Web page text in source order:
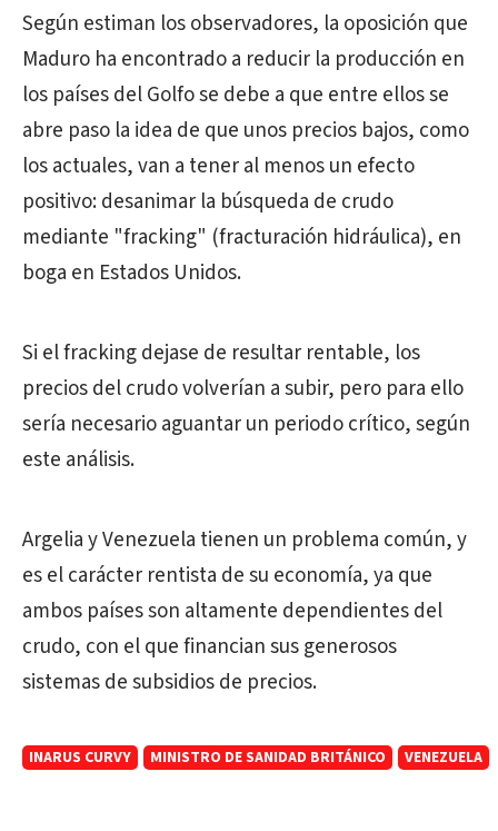
Según estiman los observadores, la oposición que
Maduro ha encontrado a reducir la producción en
los países del Golfo se debe a que entre ellos se
abre paso la idea de que unos precios bajos, como
los actuales, van a tener al menos un efecto
positivo: desanimar la búsqueda de crudo
mediante "fracking" (fracturación hidráulica), en
boga en Estados Unidos.
Si el fracking dejase de resultar rentable, los
precios del crudo volverían a subir, pero para ello
sería necesario aguantar un periodo crítico, según
este análisis.
Argelia y Venezuela tienen un problema común, y
es el carácter rentista de su economía, ya que
ambos países son altamente dependientes del
crudo, con el que financian sus generosos
sistemas de subsidios de precios.
INARUS CURVY MINISTRO DE SANIDAD BRITÁNICO VENEZUELA